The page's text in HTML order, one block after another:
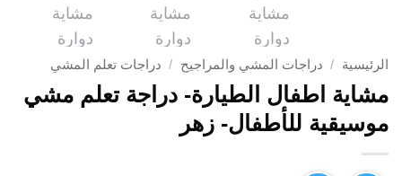
الرئيسية / دراجات المشي والمراجيح / دراجات تعلم المشي
مشاية اطفال الطيارة- دراجة تعلم مشي
موسيقية للأطفال- زهر